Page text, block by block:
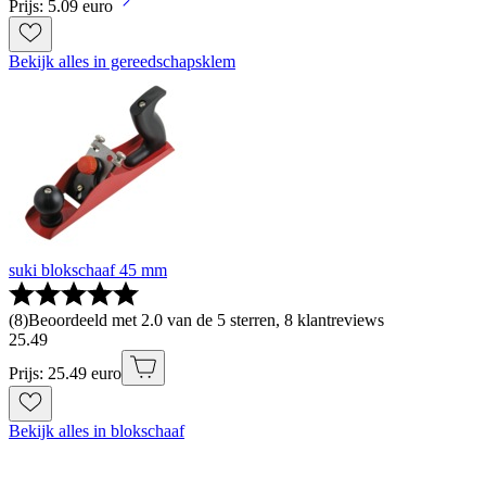
Prijs: 5.09 euro
Bekijk alles in gereedschapsklem
suki blokschaaf 45 mm
(8)Beoordeeld met 2.0 van de 5 sterren, 8 klantreviews
25.49
Prijs: 25.49 euro
Bekijk alles in blokschaaf